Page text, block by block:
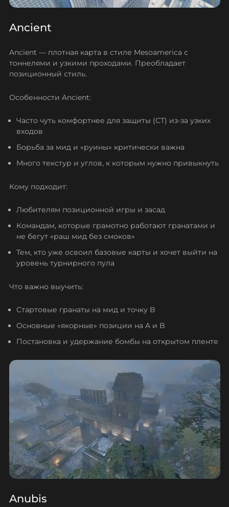
Ancient
Ancient — плотная карта в стиле Mesoamerica с
тоннелями и узкими проходами. Преобладает
позиционный стиль.
Особенности Ancient:
Часто чуть комфортнее для защиты (CT) из-за узких
входов
Борьба за мид и «руины» критически важна
Много текстур и углов, к которым нужно привыкнуть
Кому подходит:
Любителям позиционной игры и засад
Командам, которые грамотно работают гранатами и
не бегут «раш мид без смоков»
Тем, кто уже освоил базовые карты и хочет выйти на
уровень турнирного пула
Что важно выучить:
Стартовые гранаты на мид и точку B
Основные «якорные» позиции на A и B
Постановка и удержание бомбы на открытом пленте
Anubis